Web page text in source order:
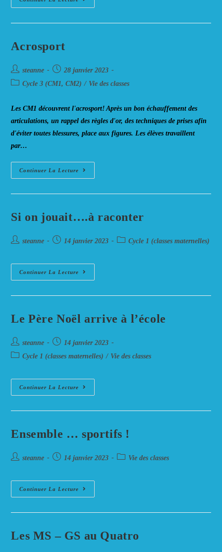
Expo
Acrosport
Auteur/autrice
de
steanne
Post
published:
28 janvier 2023
PostCycle 3 (CM1, CM2) / Vie des classes
Les CM1 découvrent l'acrosport! Après un bon échauffement des
articulations, un rappel des règles d'or, des techniques de prises afin
d'éviter toutes blessures, place aux figures. Les élèves travaillent
par…
Continuer La Lecture Acrosport
Si on jouait….à raconter
Auteur/autrice
publication :
steanne
Post14 janvier 2023
PostCycle 1 (classes maternelles)
Continuer La Lecture
Si
On
Le Père Noël arrive à l’école
Auteur/autrice
de
steanne
Post
published:
14 janvier 2023
PostCycle 1 (classes maternelles) / Vie des classes
Continuer La Lecture
Le
Père
Ensemble … sportifs !
Auteur/autrice
publication :
steanne
Post14 janvier 2023
PostVie des classes
Continuer La Lecture
Ensemble
…
Les MS – GS au Quatro